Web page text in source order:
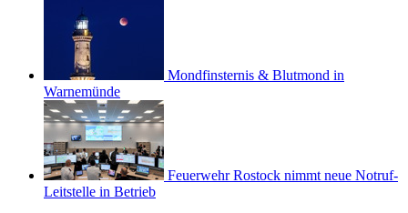
Mondfinsternis & Blutmond in
Warnemünde
Feuerwehr Rostock nimmt neue Notruf-
Leitstelle in Betrieb